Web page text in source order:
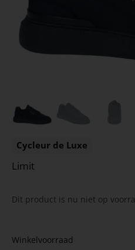
Cycleur de Luxe
Limit
Dit product is nu niet op
Winkelvoorraad